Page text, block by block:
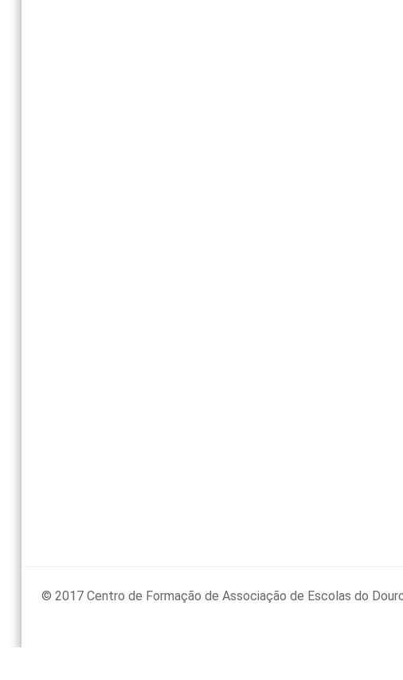
© 2017 Centro de Formação de Associação de Escolas do